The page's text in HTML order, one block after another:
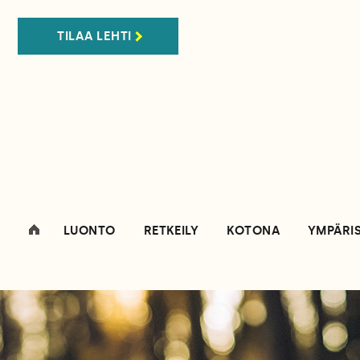
TILAA LEHTI
LUONTO RETKEILY KOTONA